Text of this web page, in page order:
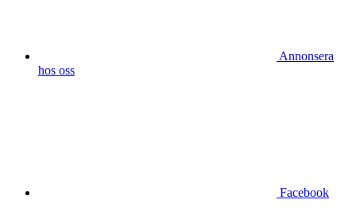
Annonsera
hos oss
Facebook